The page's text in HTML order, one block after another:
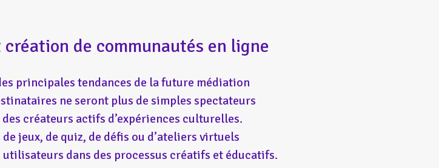
de communautés en ligne
principales tendances de la future médiation
ne seront plus de simples spectateurs
créateurs actifs d’expériences culturelles.
jeux, de quiz, de défis ou d’ateliers virtuels
dans des processus créatifs et éducatifs.